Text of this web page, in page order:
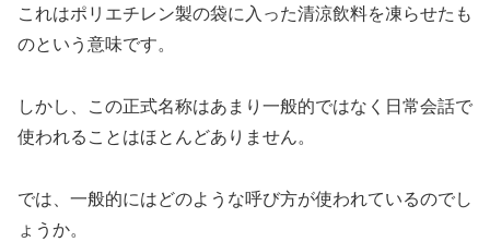
これはポリエチレン製の袋に入った清涼飲料を凍らせたも
のという意味です。
しかし、この正式名称はあまり一般的ではなく日常会話で
使われることはほとんどありません。
では、一般的にはどのような呼び方が使われているのでし
ょうか。